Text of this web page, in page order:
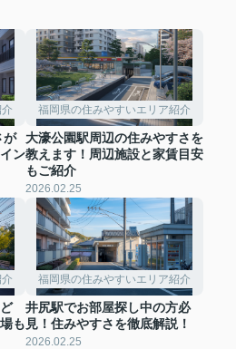
が
ン
福岡県の住みやすいエリア紹介
大濠公園駅周辺の住みやすさを
教えます！周辺施設と家賃目安
もご紹介
2026.02.25
も
福岡県の住みやすいエリア紹介
井尻駅でお部屋探し中の方必
見！住みやすさを徹底解説！
2026.02.25